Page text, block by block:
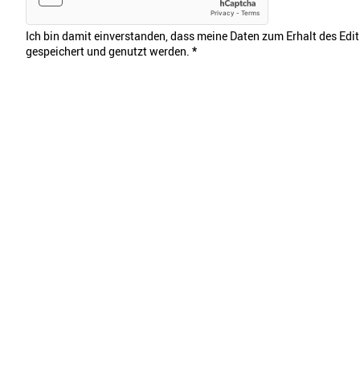
Ich bin damit einverstanden, dass meine Daten zum Erhalt des
gespeichert und genutzt werden. *